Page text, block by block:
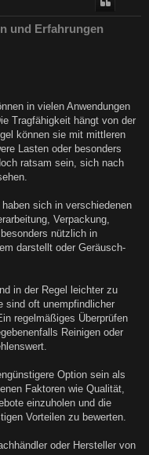
und Erfahrungen
in vielen Anwendungen
Tragfähigkeit hängt von der
können sie mit mittleren
Lasten oder besonders
ratsam sein, sich nach
sich in verschiedenen
Verpackung,
nützlich in
darstellt oder Geräusch-
in der Regel leichter zu
sind oft unempfindlicher
regelmäßiges Überprüfen
Reinigen oder
Option sein als
Faktoren wie Qualität,
einzuholen und die
Vorteilen zu bewerten.
oder Hersteller von